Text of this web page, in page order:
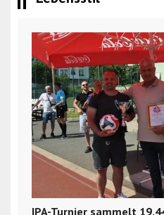
IPA-Turnier sammelt